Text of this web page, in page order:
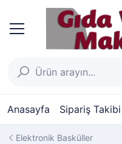
Anasayfa Sipariş Takibi
Elektronik Basküller